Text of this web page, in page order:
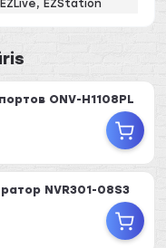
EZStation
ONV-H1108PL
NVR301-08S3